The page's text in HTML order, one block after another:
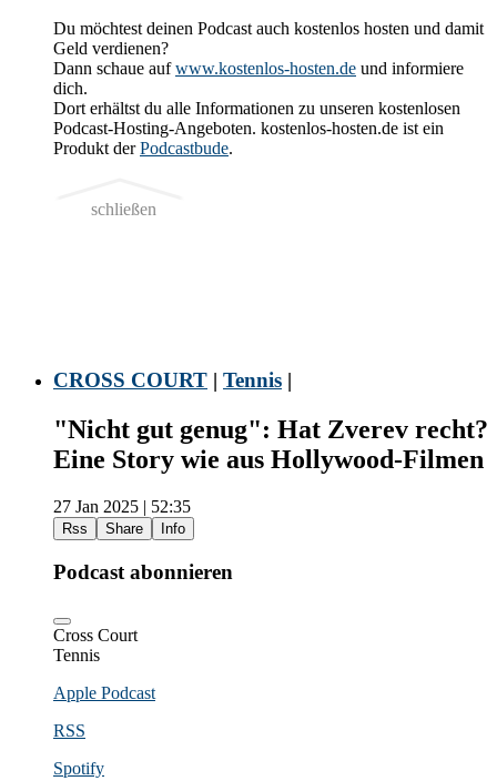
Du möchtest deinen Podcast auch kostenlos hosten und damit
Geld verdienen?
Dann schaue aufwww.kostenlos-hosten.de und informiere
dich.
Dort erhältst du alle Informationen zu unseren kostenlosen
Podcast-Hosting-Angeboten. kostenlos-hosten.de ist ein
Produkt derPodcastbude.
schließen
CROSS COURT | Tennis |
"Nicht gut genug": Hat Zverev recht?
Eine Story wie aus Hollywood-Filmen
27 Jan 2025 | 52:35
Rss Share Info
Podcast abonnieren
Cross Court
Tennis
Apple Podcast
RSS
Spotify